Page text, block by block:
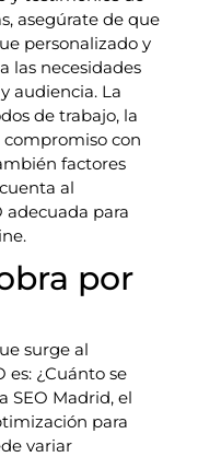
asegúrate de que
personalizado y
las necesidades
audiencia. La
de trabajo, la
con
factores
al
adecuada para
por
surge al
es: ¿Cuánto se
SEO Madrid, el
para
variar